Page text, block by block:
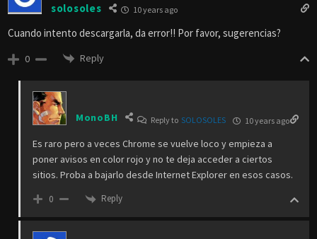
solosoles 10 years ago
Cuando intento descargarla, da error!! Por favor, sugerencias?
0 Reply
MonoBH Reply to SOLOSOLES 10 years ago
Es raro pero a veces Chrome se vuelve loco y empieza a
poner avisos en color rojo y no te deja acceder a ciertos
sitios. Proba a bajarlo desde Internet Explorer en esos casos.
0 Reply